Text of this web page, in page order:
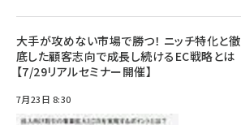
大手が攻めない市場で勝つ！ ニッチ特化と徹
底した顧客志向で成長し続けるEC戦略とは
【7/29リアルセミナー開催】
7月23日 8:30